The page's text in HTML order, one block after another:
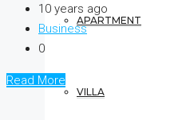
APARTMENT
VILLA
10 years ago
Business
0
Read More